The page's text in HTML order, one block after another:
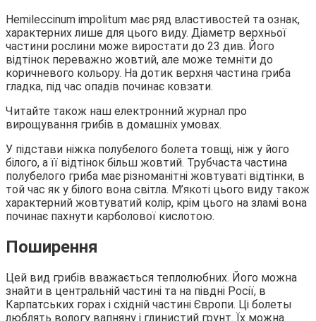
Hemileccinum impolitum має ряд властивостей та ознак,
характерних лише для цього виду. Діаметр верхньої
частини рослини може виростати до 23 див. Його
відтінок переважно жовтий, але може темніти до
коричневого кольору. На дотик верхня частина гриба
гладка, під час опадів починає ковзати.
Читайте також наш електронний журнал про
вирощування грибів в домашніх умовах.
У підстави ніжка полубелого болета товщі, ніж у його
білого, а її відтінок більш жовтий. Трубчаста частина
полубелого гриба має різноманітні жовтуваті відтінки, в
той час як у білого вона світла. М’якоті цього виду також
характерний жовтуватий колір, крім цього на зламі вона
починає пахнути карболової кислотою.
Поширення
Цей вид грибів вважається теплолюбних. Його можна
знайти в центральній частині та на півдні Росії, в
Карпатських горах і східній частині Європи. Ці болеты
люблять вологу вапняну і глинистий грунт. Їх можна